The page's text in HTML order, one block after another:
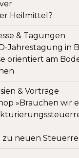
Heilmittel?
& Tagungen
Jahrestagung in
orientiert am
& Vorträge
»Brauchen wir
zu neuen